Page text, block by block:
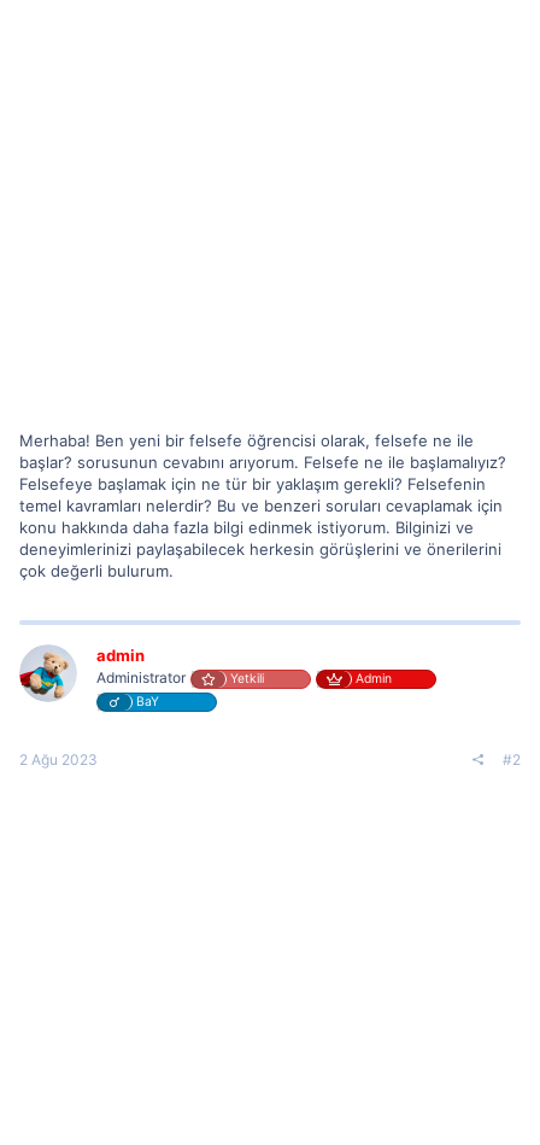
Merhaba! Ben yeni bir felsefe öğrencisi olarak, felsefe ne ile
başlar? sorusunun cevabını arıyorum. Felsefe ne ile başlamalıyız?
Felsefeye başlamak için ne tür bir yaklaşım gerekli? Felsefenin
temel kavramları nelerdir? Bu ve benzeri soruları cevaplamak için
konu hakkında daha fazla bilgi edinmek istiyorum. Bilginizi ve
deneyimlerinizi paylaşabilecek herkesin görüşlerini ve önerilerini
çok değerli bulurum.
admin
Administrator Yetkili
Admin
BaY
2 Ağu 2023 #2